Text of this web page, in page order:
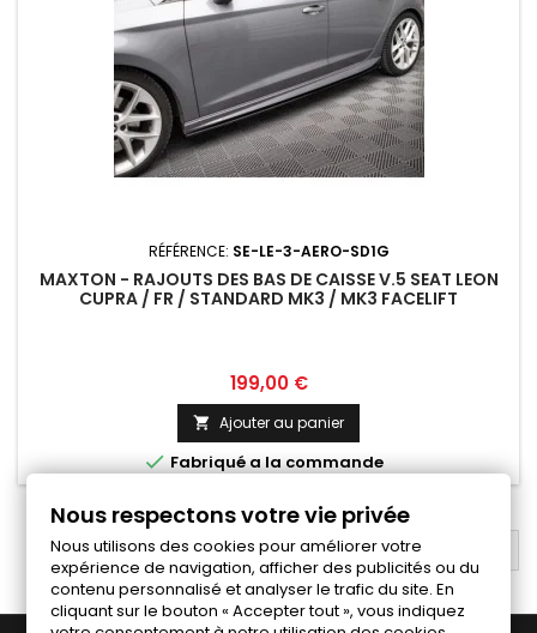
RÉFÉRENCE: SE-LE-3-AERO-SD1G
MAXTON - RAJOUTS DES BAS DE CAISSE V.5 SEAT LEON
CUPRA / FR / STANDARD MK3 / MK3 FACELIFT
Prix
199,00 €
 Ajouter au panier
Fabriqué a la commande
RETOUR EN HAUT
Nous respectons votre vie privée
Nous utilisons des cookies pour améliorer votre
expérience de navigation, afficher des publicités ou du
contenu personnalisé et analyser le trafic du site. En
cliquant sur le bouton « Accepter tout », vous indiquez